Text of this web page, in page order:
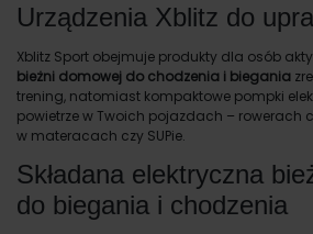
Urządzenia Xblitz do
Xblitz Sport obejmuje produkty dla osób
bieżni domowej do chodzenia i biegania
trening, natomiast kompaktowe pompki
powietrze w Twoich pojazdach – rowerach
w materacach czy SUPie.
Składana elektryczna
do biegania i chodzenia